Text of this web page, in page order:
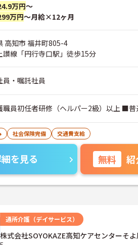
万円～
万円～月給×12ヶ月
高知市 福井町805-4
讃線「円行寺口駅」徒歩15分
員・嘱託社員
員初任者研修（ヘルパー2級）以上 ■普
社会保険完備 交通費支給
を見る 無料 紹
通所介護（デイサービス）
株式会社SOYOKAZE高知ケアセンターそ